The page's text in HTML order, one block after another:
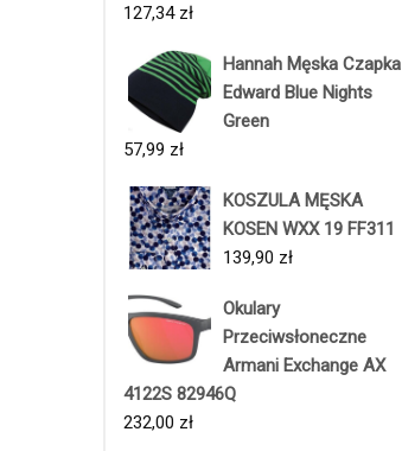
127,34 zł
Hannah Męska Czapka
Edward Blue Nights
Green
57,99 zł
KOSZULA MĘSKA
KOSEN WXX 19 FF311
139,90 zł
Okulary
Przeciwsłoneczne
Armani Exchange AX
4122S 82946Q
232,00 zł